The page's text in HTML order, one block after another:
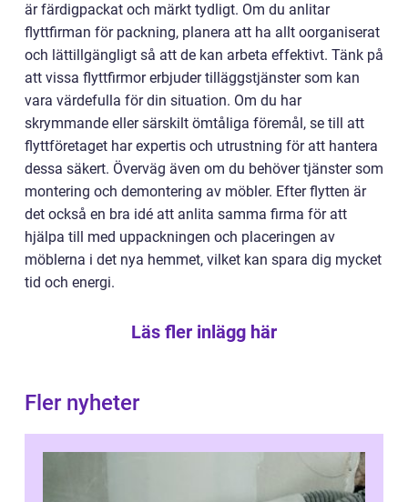
är färdigpackat och märkt tydligt. Om du anlitar
flyttfirman för packning, planera att ha allt oorganiserat
och lättillgängligt så att de kan arbeta effektivt. Tänk på
att vissa flyttfirmor erbjuder tilläggstjänster som kan
vara värdefulla för din situation. Om du har
skrymmande eller särskilt ömtåliga föremål, se till att
flyttföretaget har expertis och utrustning för att hantera
dessa säkert. Överväg även om du behöver tjänster som
montering och demontering av möbler. Efter flytten är
det också en bra idé att anlita samma firma för att
hjälpa till med uppackningen och placeringen av
möblerna i det nya hemmet, vilket kan spara dig mycket
tid och energi.
Läs fler inlägg här
Fler nyheter